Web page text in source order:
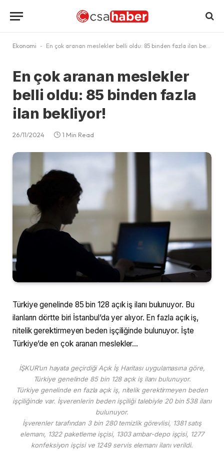
Ekonomi - En çok aranan meslekler belli oldu: 85 binden fazla ilan bekliyor!
En çok aranan meslekler
belli oldu: 85 binden fazla
ilan bekliyor!
26/11/2024 1 Min Read
Türkiye genelinde 85 bin 128 açık iş ilanı bulunuyor. Bu
ilanların dörtte biri İstanbul’da yer alıyor. En fazla açık iş,
nitelik gerektirmeyen beden işçiliğinde bulunuyor. İşte
Türkiye’de en çok aranan meslekler…
İŞKUR’un hayata geçirdiği Açık İş Haritası uygulamasına göre,
Türkiye genelinde 85 bin 128 açık iş ilanı bulunuyor.
Türkiye genelinde en fazla açık iş, nitelik gerektirmeyen beden
işçiliğinde var. İşverenlerin beden işçiliği talebiyle 20 bin 538 ilanı
bulunuyor.
İşverenler tarafından 3 bin 280 temizlik görevlisi, 1381 satış
elemanı, 1322 paketleme işçisi, 1303 ambar-depo işçisi, 1277
konfeksiyon işçisi ve 1249 servis elemanı ilanı verildi.